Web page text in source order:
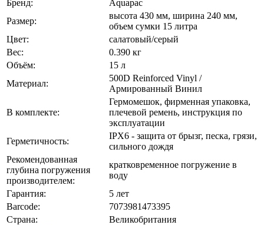
Бренд:
Aquapac
Размер:
высота 430 мм, ширина 240 мм,
объем сумки 15 литра
Цвет:
салатовый/серый
Вес:
0.390 кг
Объём:
15 л
Материал:
500D Reinforced Vinyl /
Армированный Винил
В комплекте:
Гермомешок, фирменная упаковка,
плечевой ремень, инструкция по
эксплуатации
Герметичность:
IPX6 - защита от брызг, песка, грязи,
сильного дождя
Рекомендованная
глубина погружения
производителем:
кратковременное погружение в
воду
Гарантия:
5 лет
Barcode:
7073981473395
Страна:
Великобритания